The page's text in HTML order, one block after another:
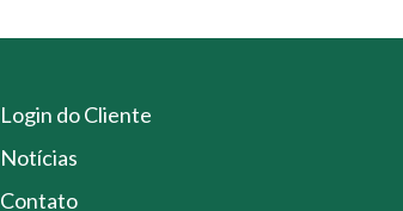
Login do Cliente
Notícias
Contato